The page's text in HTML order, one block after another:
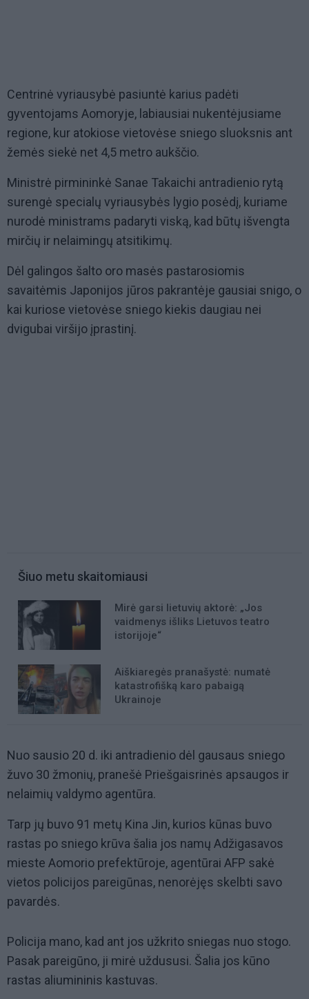
Centrinė vyriausybė pasiuntė karius padėti
gyventojams Aomoryje, labiausiai nukentėjusiame
regione, kur atokiose vietovėse sniego sluoksnis ant
žemės siekė net 4,5 metro aukščio.
Ministrė pirmininkė Sanae Takaichi antradienio rytą
surengė specialų vyriausybės lygio posėdį, kuriame
nurodė ministrams padaryti viską, kad būtų išvengta
mirčių ir nelaimingų atsitikimų.
Dėl galingos šalto oro masės pastarosiomis
savaitėmis Japonijos jūros pakrantėje gausiai snigo, o
kai kuriose vietovėse sniego kiekis daugiau nei
dvigubai viršijo įprastinį.
Šiuo metu skaitomiausi
Mirė garsi lietuvių aktorė: „Jos
vaidmenys išliks Lietuvos teatro
istorijoje“
Aiškiaregės pranašystė: numatė
katastrofišką karo pabaigą
Ukrainoje
Nuo sausio 20 d. iki antradienio dėl gausaus sniego
žuvo 30 žmonių, pranešė Priešgaisrinės apsaugos ir
nelaimių valdymo agentūra.
Tarp jų buvo 91 metų Kina Jin, kurios kūnas buvo
rastas po sniego krūva šalia jos namų Adžigasavos
mieste Aomorio prefektūroje, agentūrai AFP sakė
vietos policijos pareigūnas, nenorėjęs skelbti savo
pavardės.
Policija mano, kad ant jos užkrito sniegas nuo stogo.
Pasak pareigūno, ji mirė uždususi. Šalia jos kūno
rastas aliumininis kastuvas.